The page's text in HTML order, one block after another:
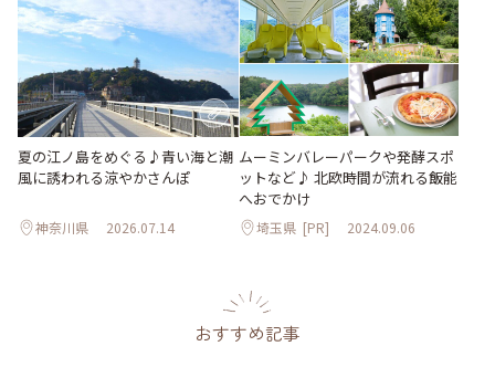
夏の江ノ島をめぐる♪青い海と潮
風に誘われる涼やかさんぽ
神奈川県 2026.07.14
ムーミンバレーパークや発酵スポ
ットなど♪ 北欧時間が流れる飯能
へおでかけ
埼玉県 [PR] 2024.09.06
おすすめ記事